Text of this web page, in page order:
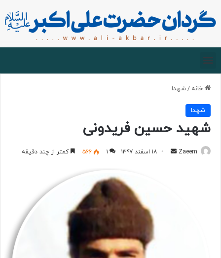
خانه /شهدا
شهدا
شهید حسین فریدونی
Zaeem ۱۸ اسفند ۱۳۹۷ ۱ ۵۶۶ کمتر از چند دقیقه